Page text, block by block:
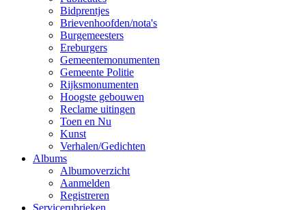
Bidprentjes
Brievenhoofden/nota's
Burgemeesters
Ereburgers
Gemeentemonumenten
Gemeente Politie
Rijksmonumenten
Hoogste gebouwen
Reclame uitingen
Toen en Nu
Kunst
Verhalen/Gedichten
Albums
Albumoverzicht
Aanmelden
Registreren
Servicerubrieken